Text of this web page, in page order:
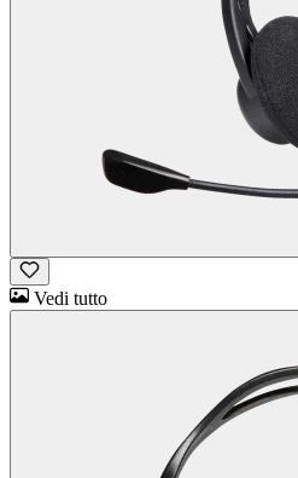
Vedi tutto